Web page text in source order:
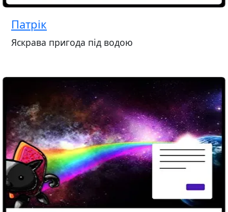
Патрік
Яскрава пригода під водою